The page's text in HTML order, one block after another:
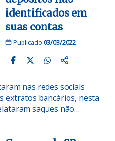
identificados em
suas contas
Publicado 03/03/2022
nas redes sociais
extratos bancários, nesta
saques não…